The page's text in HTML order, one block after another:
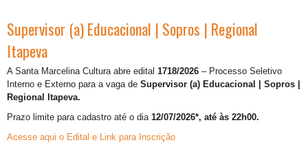
Supervisor (a) Educacional | Sopros | Regional
Itapeva
A Santa Marcelina Cultura abre edital 1718/2026 – Processo Seletivo
Interno e Externo para a vaga de Supervisor (a) Educacional | Sopros |
Regional Itapeva.
Prazo limite para cadastro até o dia 12/07/2026*, até às 22h00.
Acesse aqui o Edital e Link para Inscrição